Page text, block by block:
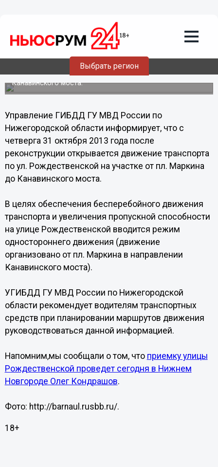
Выбрать регион
Режим одностороннего движения
вводится на улице Рождественской в
Нижнем Новгороде
После реконструкции открывается движение транспорта
по ул. Рождественской на участке от пл. Маркина до
Канавинского моста.
Управление ГИБДД ГУ МВД России по
Нижегородской области информирует, что с
четверга 31 октября 2013 года после
реконструкции открывается движение транспорта
по ул. Рождественской на участке от пл. Маркина
до Канавинского моста.
В целях обеспечения бесперебойного движения
транспорта и увеличения пропускной способности
на улице Рождественской вводится режим
одностороннего движения (движение
организовано от пл. Маркина в направлении
Канавинского моста).
УГИБДД ГУ МВД России по Нижегородской
области рекомендует водителям транспортных
средств при планировании маршрутов движения
руководствоваться данной информацией.
Напомним,мы сообщали о том, что приемку улицы
Рождественской проведет сегодня в Нижнем
Новгороде Олег Кондрашов.
Фото: http://barnaul.rusbb.ru/.
18+